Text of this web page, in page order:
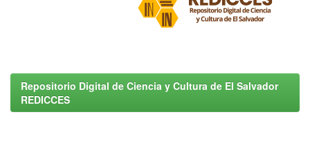
Repositorio Digital de Ciencia y Cultura de El Salvador
REDICCES